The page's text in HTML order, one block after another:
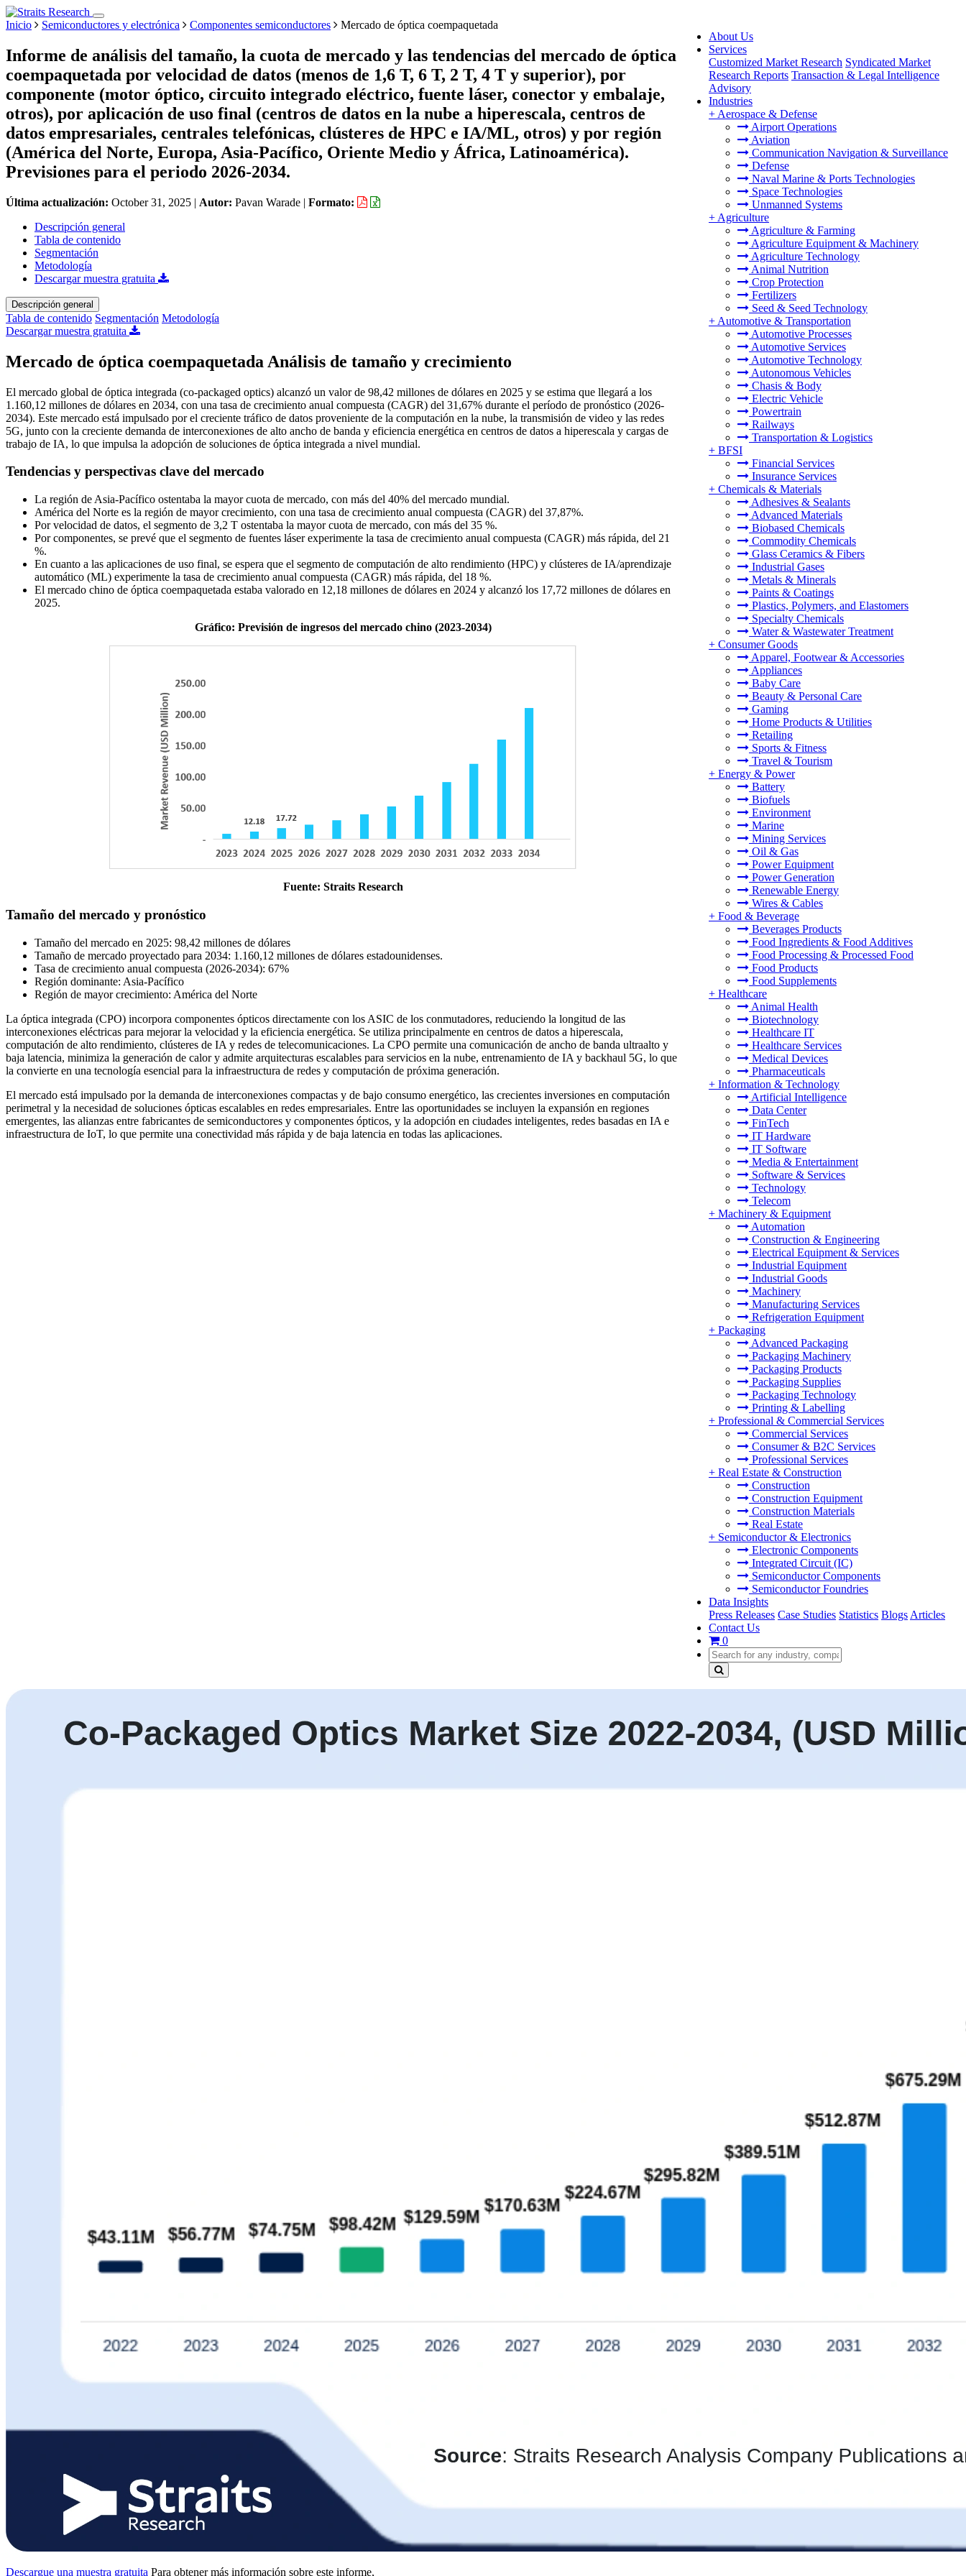
About Us
Services
Customized Market Research Syndicated Market
Research Reports Transaction & Legal Intelligence
Advisory
Industries
+ Aerospace & Defense
Airport Operations
Aviation
Communication Navigation & Surveillance
Defense
Naval Marine & Ports Technologies
Space Technologies
Unmanned Systems
+ Agriculture
Agriculture & Farming
Agriculture Equipment & Machinery
Agriculture Technology
Animal Nutrition
Crop Protection
Fertilizers
Seed & Seed Technology
+ Automotive & Transportation
Automotive Processes
Automotive Services
Automotive Technology
Autonomous Vehicles
Chasis & Body
Electric Vehicle
Powertrain
Railways
Transportation & Logistics
+ BFSI
Financial Services
Insurance Services
+ Chemicals & Materials
Adhesives & Sealants
Advanced Materials
Biobased Chemicals
Commodity Chemicals
Glass Ceramics & Fibers
Industrial Gases
Metals & Minerals
Paints & Coatings
Plastics, Polymers, and Elastomers
Specialty Chemicals
Water & Wastewater Treatment
+ Consumer Goods
Apparel, Footwear & Accessories
Appliances
Baby Care
Beauty & Personal Care
Gaming
Home Products & Utilities
Retailing
Sports & Fitness
Travel & Tourism
+ Energy & Power
Battery
Biofuels
Environment
Marine
Mining Services
Oil & Gas
Power Equipment
Power Generation
Renewable Energy
Wires & Cables
+ Food & Beverage
Beverages Products
Food Ingredients & Food Additives
Food Processing & Processed Food
Food Products
Food Supplements
+ Healthcare
Animal Health
Biotechnology
Healthcare IT
Healthcare Services
Medical Devices
Pharmaceuticals
+ Information & Technology
Artificial Intelligence
Data Center
FinTech
IT Hardware
IT Software
Media & Entertainment
Software & Services
Technology
Telecom
+ Machinery & Equipment
Automation
Construction & Engineering
Electrical Equipment & Services
Industrial Equipment
Industrial Goods
Machinery
Manufacturing Services
Refrigeration Equipment
+ Packaging
Advanced Packaging
Packaging Machinery
Packaging Products
Packaging Supplies
Packaging Technology
Printing & Labelling
+ Professional & Commercial Services
Commercial Services
Consumer & B2C Services
Professional Services
+ Real Estate & Construction
Construction
Construction Equipment
Construction Materials
Real Estate
+ Semiconductor & Electronics
Electronic Components
Integrated Circuit (IC)
Semiconductor Components
Semiconductor Foundries
Data Insights
Press Releases Case Studies Statistics Blogs Articles
Contact Us
0
Inicio Semiconductores y electrónica Componentes semiconductores Mercado de óptica coempaquetada
Informe de análisis del tamaño, la cuota de mercado y las tendencias del mercado de óptica
coempaquetada por velocidad de datos (menos de 1,6 T, 6 T, 2 T, 4 T y superior), por
componente (motor óptico, circuito integrado eléctrico, fuente láser, conector y embalaje,
otros), por aplicación de uso final (centros de datos en la nube a hiperescala, centros de
datos empresariales, centrales telefónicas, clústeres de HPC e IA/ML, otros) y por región
(América del Norte, Europa, Asia-Pacífico, Oriente Medio y África, Latinoamérica).
Previsiones para el periodo 2026-2034.
Última actualización: October 31, 2025 | Autor: Pavan Warade | Formato:
Descripción general
Tabla de contenido
Segmentación
Metodología
Descargar muestra gratuita
Descripción general
Tabla de contenido Segmentación Metodología
Descargar muestra gratuita
Mercado de óptica coempaquetada Análisis de tamaño y crecimiento
El mercado global de óptica integrada (co-packaged optics) alcanzó un valor de 98,42 millones de dólares en 2025 y se estima que llegará a los
1.160,12 millones de dólares en 2034, con una tasa de crecimiento anual compuesta (CAGR) del 31,67% durante el período de pronóstico (2026-
2034). Este mercado está impulsado por el creciente tráfico de datos proveniente de la computación en la nube, la transmisión de video y las redes
5G, junto con la creciente demanda de interconexiones de alto ancho de banda y eficiencia energética en centros de datos a hiperescala y cargas de
trabajo de IA, lo que impulsa la adopción de soluciones de óptica integrada a nivel mundial.
Tendencias y perspectivas clave del mercado
La región de Asia-Pacífico ostentaba la mayor cuota de mercado, con más del 40% del mercado mundial.
América del Norte es la región de mayor crecimiento, con una tasa de crecimiento anual compuesta (CAGR) del 37,87%.
Por velocidad de datos, el segmento de 3,2 T ostentaba la mayor cuota de mercado, con más del 35 %.
Por componentes, se prevé que el segmento de fuentes láser experimente la tasa de crecimiento anual compuesta (CAGR) más rápida, del 21
%.
En cuanto a las aplicaciones de uso final, se espera que el segmento de computación de alto rendimiento (HPC) y clústeres de IA/aprendizaje
automático (ML) experimente la tasa de crecimiento anual compuesta (CAGR) más rápida, del 18 %.
El mercado chino de óptica coempaquetada estaba valorado en 12,18 millones de dólares en 2024 y alcanzó los 17,72 millones de dólares en
2025.
Gráfico: Previsión de ingresos del mercado chino (2023-2034)
Fuente: Straits Research
Tamaño del mercado y pronóstico
Tamaño del mercado en 2025: 98,42 millones de dólares
Tamaño de mercado proyectado para 2034: 1.160,12 millones de dólares estadounidenses.
Tasa de crecimiento anual compuesta (2026-2034): 67%
Región dominante: Asia-Pacífico
Región de mayor crecimiento: América del Norte
La óptica integrada (CPO) incorpora componentes ópticos directamente con los ASIC de los conmutadores, reduciendo la longitud de las
interconexiones eléctricas para mejorar la velocidad y la eficiencia energética. Se utiliza principalmente en centros de datos a hiperescala,
computación de alto rendimiento, clústeres de IA y redes de telecomunicaciones. La CPO permite una comunicación de ancho de banda ultraalto y
baja latencia, minimiza la generación de calor y admite arquitecturas escalables para servicios en la nube, entrenamiento de IA y backhaul 5G, lo que
la convierte en una tecnología esencial para la infraestructura de redes y computación de próxima generación.
El mercado está impulsado por la demanda de interconexiones compactas y de bajo consumo energético, las crecientes inversiones en computación
perimetral y la necesidad de soluciones ópticas escalables en redes empresariales. Entre las oportunidades se incluyen la expansión en regiones
emergentes, las alianzas entre fabricantes de semiconductores y componentes ópticos, y la adopción en ciudades inteligentes, redes basadas en IA e
infraestructura de IoT, lo que permite una conectividad más rápida y de baja latencia en todas las aplicaciones.
Descargue una muestra gratuita Para obtener más información sobre este informe,